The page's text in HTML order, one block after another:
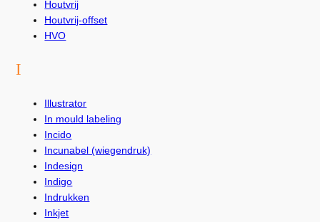
Houtvrij
Houtvrij-offset
HVO
I
Illustrator
In mould labeling
Incido
Incunabel (wiegendruk)
Indesign
Indigo
Indrukken
Inkjet